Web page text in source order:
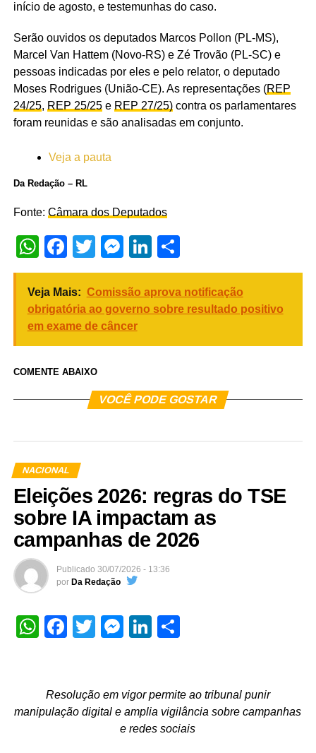
início de agosto, e testemunhas do caso.
Serão ouvidos os deputados Marcos Pollon (PL-MS),
Marcel Van Hattem (Novo-RS) e Zé Trovão (PL-SC) e
pessoas indicadas por eles e pelo relator, o deputado
Moses Rodrigues (União-CE). As representações (REP
24/25, REP 25/25e REP 27/25)contra os parlamentares
foram reunidas e são analisadas em conjunto.
Veja a pauta
Da Redação – RL
Fonte: Câmara dos Deputados
WhatsApp
Facebook
TwitterMessenger
LinkedIn
Veja Mais: Comissão aprova notificação
obrigatória ao governo sobre resultado positivo
em exame de câncer
COMENTE ABAIXO
VOCÊ PODE GOSTAR
NACIONAL
Eleições 2026: regras do TSE
sobre IA impactam as
campanhas de 2026
Publicado 30/07/2026 - 13:36
por Da Redação
WhatsApp
Facebook
TwitterMessenger
LinkedIn
Resolução em vigor permite ao tribunal punir
manipulação digital e amplia vigilância sobre campanhas
e redes sociais